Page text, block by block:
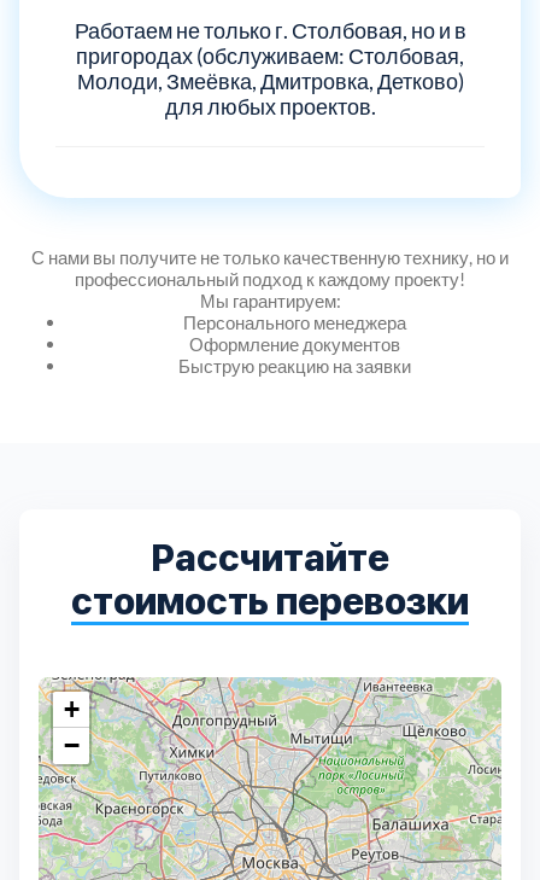
Работаем не только г. Столбовая, но и в
пригородах (обслуживаем: Столбовая,
Молоди, Змеёвка, Дмитровка, Детково)
для любых проектов.
С нами вы получите не только качественную технику, но и
профессиональный подход к каждому проекту!
Мы гарантируем:
Персонального менеджера
Оформление документов
Быструю реакцию на заявки
Рассчитайте
стоимость перевозки
+
−
Балашиха
Волоколамский
Воскресенский
Егорьевский
Зеленоградский 1
Истринский 11
Каширский 2